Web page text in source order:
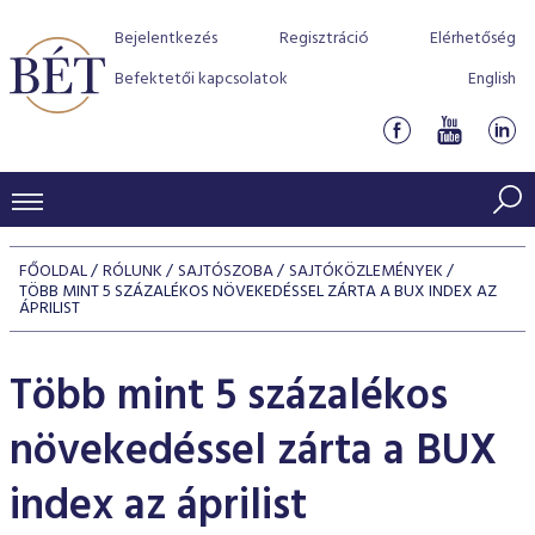
Bejelentkezés Regisztráció
Elérhetőség
Befektetői kapcsolatok
English
KERESKEDÉSI ADATOK
INDEXEK
Kötvényindexek
Jelzáloglevél indexek
Vállalati kötvény indexek
Kedvenc instrumentumok
Azonnali Piac
Részvények
Származékos piac
BEFEKTETŐK
Indexek
Részvény szekció
Hitelpapír szekció
Szabályozás
BÉT szabályzatok
Befektetővédelem
Alkalmazott díjstruktúra
Elszámolás
KIBOCSÁTÓK
program
BÉT Xtend - Részvénypiac egyszerűen
TŐZSDETAGOK
Tőzsdetagok, üzletkötők
VENDOROK
FŐOLDAL RÓLUNK SAJTÓSZOBA SAJTÓKÖZLEMÉNYEK
TÖBB MINT 5 SZÁZALÉKOS NÖVEKEDÉSSEL ZÁRTA A BUX INDEX AZ
ÁPRILIST
Több mint 5 százalékos
növekedéssel zárta a BUX
index az áprilist